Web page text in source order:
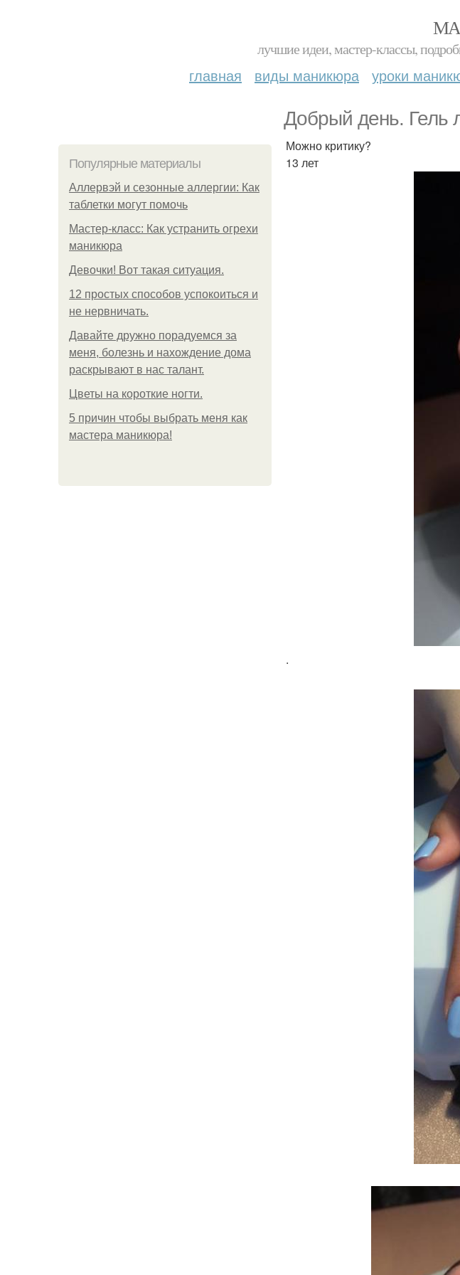
лучшие идеи, мастер-классы,
главная виды маникюра уроки
Добрый день. Гель
Популярные материалы
Аллервэй и сезонные аллергии: Как
таблетки могут помочь
Мастер-класс: Как устранить огрехи
маникюра
Девочки! Вот такая ситуация.
12 простых способов успокоиться и
не нервничать.
Давайте дружно порадуемся за
меня, болезнь и нахождение дома
раскрывают в нас талант.
Цветы на короткие ногти.
5 причин чтобы выбрать меня как
мастера маникюра!
Можно критику?
13 лет
.